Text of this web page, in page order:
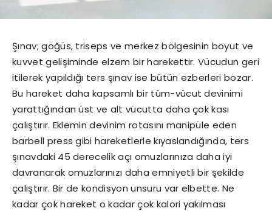
Şınav; göğüs, triseps ve merkez bölgesinin boyut ve
kuvvet gelişiminde elzem bir harekettir. Vücudun geri
itilerek yapıldığı ters şınav ise bütün ezberleri bozar.
Bu hareket daha kapsamlı bir tüm-vücut devinimi
yarattığından üst ve alt vücutta daha çok kası
çalıştırır. Eklemin devinim rotasını manipüle eden
barbell press gibi hareketlerle kıyaslandığında, ters
şınavdaki 45 derecelik açı omuzlarınıza daha iyi
davranarak omuzlarınızı daha emniyetli bir şekilde
çalıştırır. Bir de kondisyon unsuru var elbette. Ne
kadar çok hareket o kadar çok kalori yakılması